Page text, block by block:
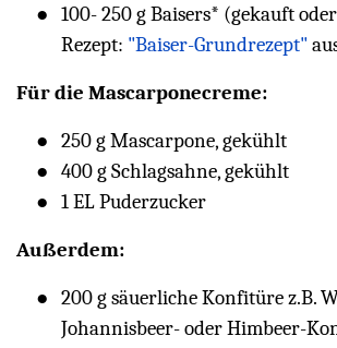
100- 250 g Baisers* (gekauft
Rezept: "Baiser-Grundrezept"
Für die Mascarponecreme:
250 g Mascarpone, gekühlt
400 g Schlagsahne, gekühlt
1 EL Puderzucker
Außerdem:
200 g säuerliche Konfitüre z.B.
Johannisbeer- oder Himbeer-